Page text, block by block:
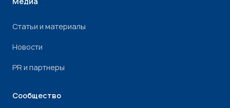
Статьи и материалы
Новости
PR и партнеры
Сообщество